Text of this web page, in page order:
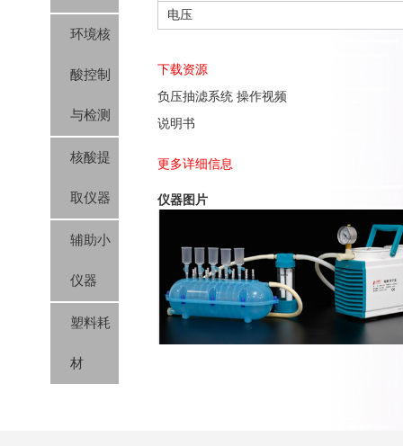
环境核
酸控制
与检测
核酸提
取仪器
辅助小
仪器
塑料耗
材
电压
下载资源
负压抽滤系统 操作视频
说明书
更多详细信息
仪器图片